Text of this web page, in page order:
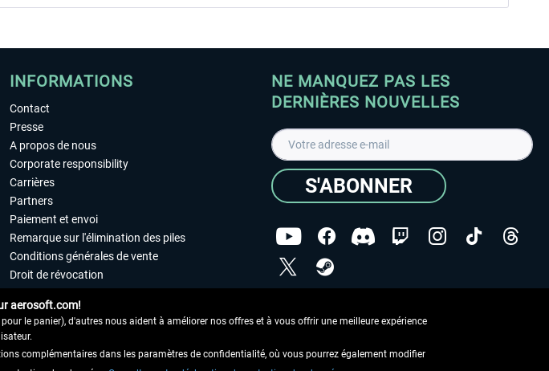
INFORMATIONS
Contact
Presse
A propos de nous
Corporate responsibility
Carrières
Partners
Paiement et envoi
Remarque sur l'élimination des piles
Conditions générales de vente
Droit de révocation
Accessibilité
Mentions légales
NE MANQUEZ PAS LES
DERNIÈRES NOUVELLES
S'ABONNER
Copyright © Aerosoft GmbH - Tous droits réservés
aerosoft.com!
le panier), d'autres nous aident à améliorer nos offres et à vous offrir une meilleure expérience
complémentaires dans les paramètres de confidentialité, où vous pourrez également modifier